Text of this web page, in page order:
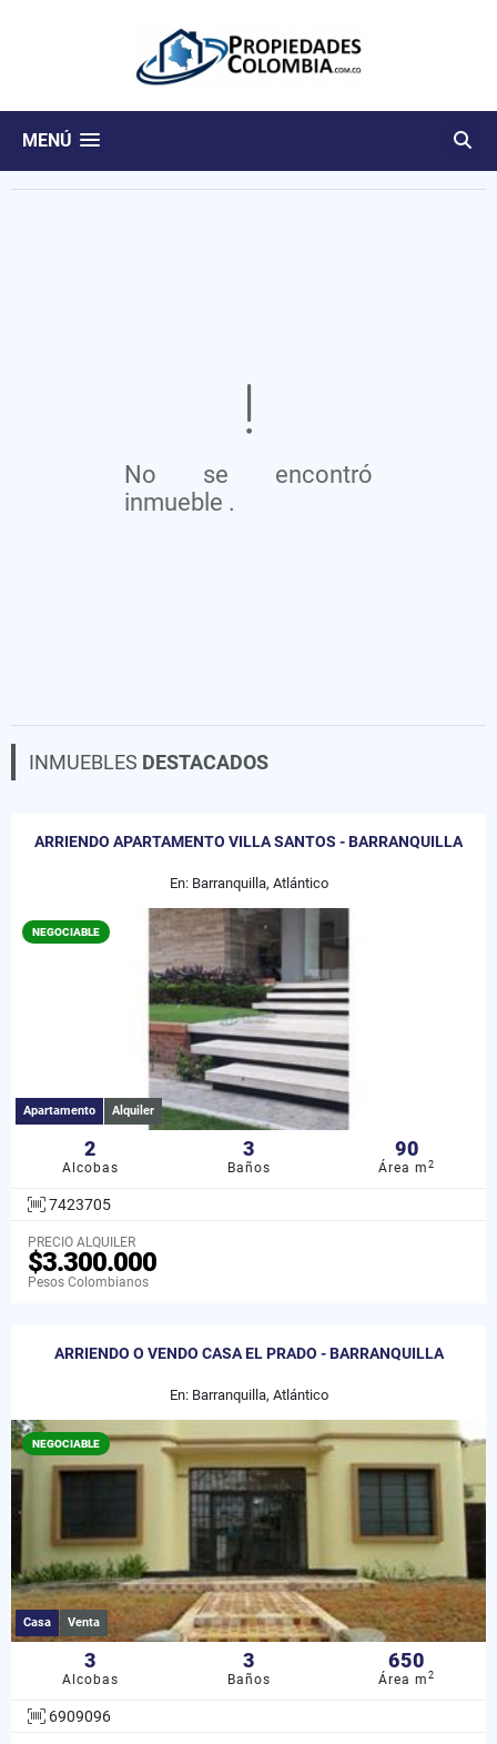
MENÚ
No se encontró
inmueble .
INMUEBLES DESTACADOS
ARRIENDO APARTAMENTO VILLA SANTOS - BARRANQUILLA
En: Barranquilla, Atlántico
NEGOCIABLE
Apartamento Alquiler
2
Alcobas
3
Baños
90
Área m2
7423705
PRECIO ALQUILER
$3.300.000
Pesos Colombianos
ARRIENDO O VENDO CASA EL PRADO - BARRANQUILLA
En: Barranquilla, Atlántico
NEGOCIABLE
Casa Venta
3
Alcobas
3
Baños
650
Área m2
6909096